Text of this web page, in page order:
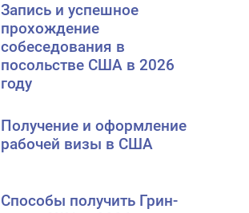
Запись и успешное
прохождение
собеседования в
посольстве США в 2026
году
Получение и оформление
рабочей визы в США
Способы получить Грин-